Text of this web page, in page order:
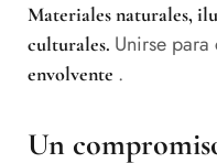
Materiales naturales,
culturales. Unirse para
envolvente .
Un